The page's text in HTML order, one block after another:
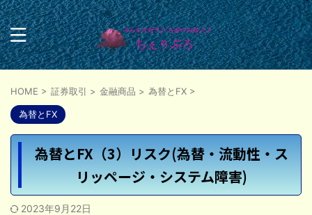
HOME > 証券取引 > 金融商品 > 為替とFX >
為替とFX
為替とFX（3）リスク(為替・流動性・ス
リッページ・システム障害)
2023年9月22日